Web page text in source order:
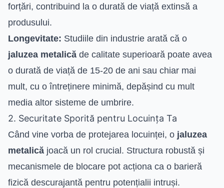
forțări, contribuind la o durată de viață extinsă a
produsului.
Longevitate: Studiile din industrie arată că o
jaluzea metalică de calitate superioară poate avea
o durată de viață de 15-20 de ani sau chiar mai
mult, cu o întreținere minimă, depășind cu mult
media altor sisteme de umbrire.
2. Securitate Sporită pentru Locuința Ta
Când vine vorba de protejarea locuinței, o jaluzea
metalică joacă un rol crucial. Structura robustă și
mecanismele de blocare pot acționa ca o barieră
fizică descurajantă pentru potențialii intruși.